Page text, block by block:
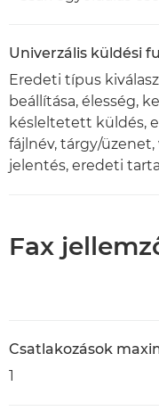
Univerzális küldési
Eredeti típus
beállítása, élesség,
késleltetett küldés,
fájlnév, tárgy/üzenet,
jelentés, eredeti
Fax
Csatlakozások
1